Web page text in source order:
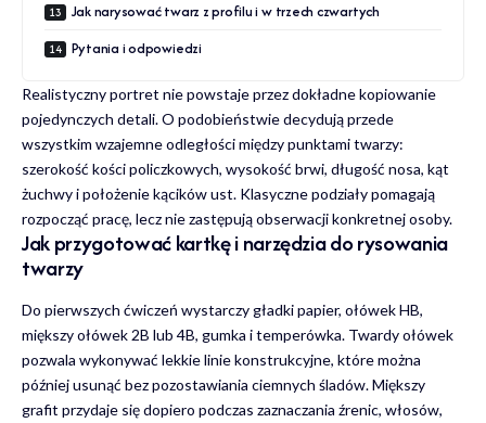
Jak narysować twarz z profilu i w trzech czwartych
Pytania i odpowiedzi
Realistyczny portret nie powstaje przez dokładne kopiowanie
pojedynczych detali. O podobieństwie decydują przede
wszystkim wzajemne odległości między punktami twarzy:
szerokość kości policzkowych, wysokość brwi, długość nosa, kąt
żuchwy i położenie kącików ust. Klasyczne podziały pomagają
rozpocząć pracę, lecz nie zastępują obserwacji konkretnej osoby.
Jak przygotować kartkę i narzędzia do rysowania
twarzy
Do pierwszych ćwiczeń wystarczy gładki papier, ołówek HB,
miększy ołówek 2B lub 4B, gumka i temperówka. Twardy ołówek
pozwala wykonywać lekkie linie konstrukcyjne, które można
później usunąć bez pozostawiania ciemnych śladów. Miększy
grafit przydaje się dopiero podczas zaznaczania źrenic, włosów,